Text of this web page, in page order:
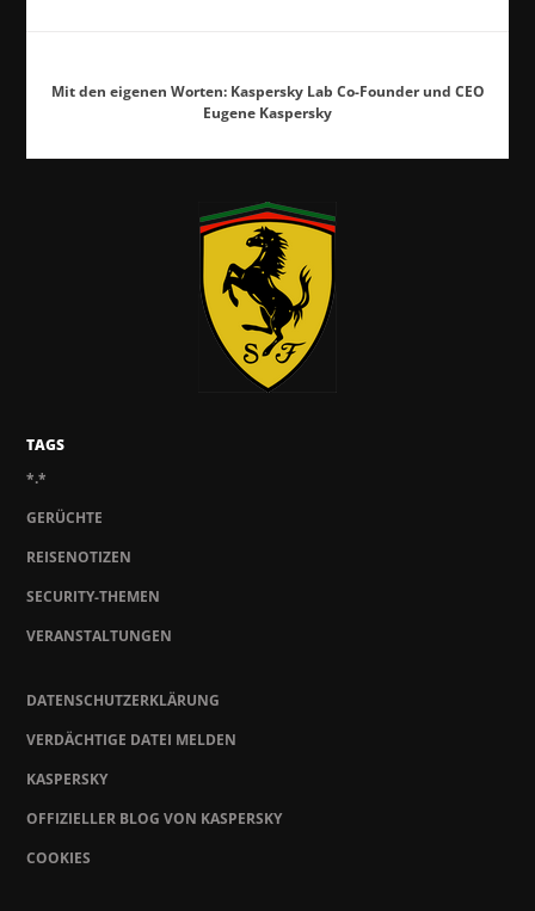
Mit den eigenen Worten: Kaspersky Lab Co-Founder und CEO
Eugene Kaspersky
TAGS
*.*
GERÜCHTE
REISENOTIZEN
SECURITY-THEMEN
VERANSTALTUNGEN
DATENSCHUTZERKLÄRUNG
VERDÄCHTIGE DATEI MELDEN
KASPERSKY
OFFIZIELLER BLOG VON KASPERSKY
COOKIES